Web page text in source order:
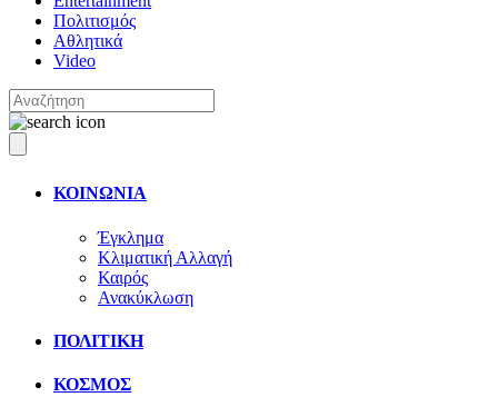
Πολιτισμός
Αθλητικά
Video
ΚΟΙΝΩΝΙΑ
Έγκλημα
Κλιματική Αλλαγή
Καιρός
Ανακύκλωση
ΠΟΛΙΤΙΚΗ
ΚΟΣΜΟΣ